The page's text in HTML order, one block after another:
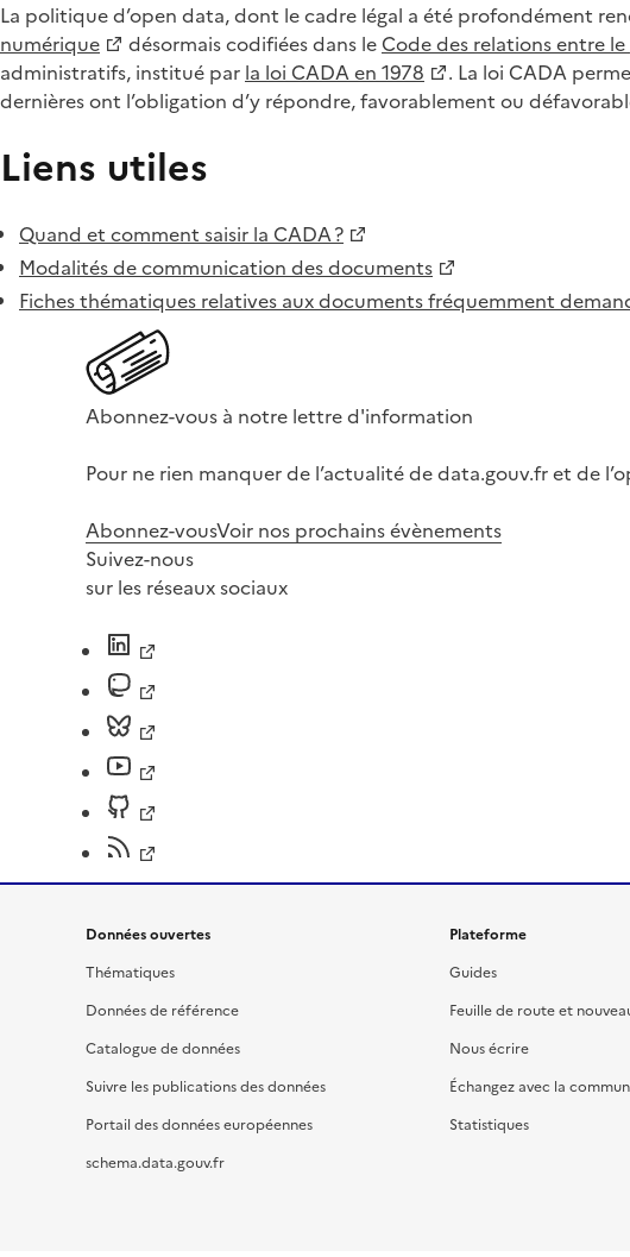
La politique d’open data, dont le cadre légal a été profondément
numérique
désormais codifiées dans le Code des relations entre
administratifs, institué par la loi CADA en 1978
. La loi CADA
dernières ont l’obligation d’y répondre, favorablement ou
Liens utiles
Quand et comment saisir la CADA ?
Modalités de communication des documents
Fiches thématiques relatives aux documents fréquemment
Abonnez-vous à notre lettre d'information
Pour ne rien manquer de l’actualité de data.gouv.fr et de
Abonnez-vousVoir nos prochains évènements
Suivez-nous
sur les réseaux sociaux
Données ouvertes
Thématiques
Données de référence
Catalogue de données
Suivre les publications des données
Portail des données européennes
schema.data.gouv.fr
Plateforme
Guides
Feuille de route et
Nous écrire
Échangez avec la
Statistiques